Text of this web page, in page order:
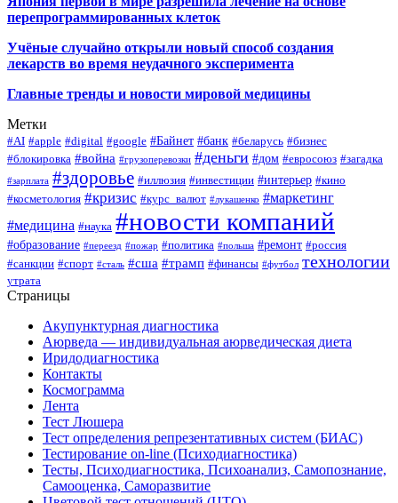
перепрограммированных клеток
Учёные случайно открыли новый способ создания
лекарств во время неудачного эксперимента
Главные тренды и новости мировой медицины
Метки
#AI #apple #digital #google #Байнет #банк #беларусь #бизнес
#блокировка #война #грузоперевозки #деньги #дом #евросоюз #загадка
#зарплата #здоровье #иллюзия #инвестиции #интерьер #кино
#косметология #кризис #курс_валют #лукашенко #маркетинг
#медицина #наука #новости компаний
#образование #переезд #пожар #политика #польша #ремонт #россия
#санкции #спорт #сталь #сша #трамп #финансы #футбол технологии
утрата
Страницы
Акупунктурная диагностика
Аюрведа — индивидуальная аюрведическая диета
Иридодиагностика
Контакты
Космограмма
Лента
Тест Люшера
Тест определения репрезентативных систем (БИАС)
Тестирование on-line (Психодиагностика)
Тесты, Психодиагностика, Психоанализ, Самопознание,
Самооценка, Саморазвитие